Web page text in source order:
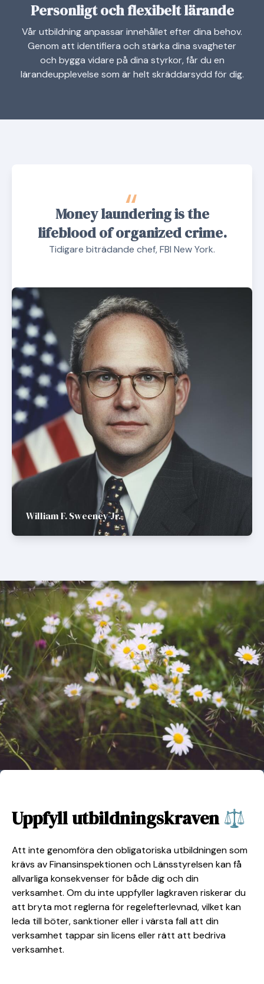
Personligt och flexibelt lärande
Vår utbildning anpassar innehållet efter dina behov.
Genom att identifiera och stärka dina svagheter
och bygga vidare på dina styrkor, får du en
lärandeupplevelse som är helt skräddarsydd för dig.
“
Money laundering is the
lifeblood of organized crime.
Tidigare biträdande chef, FBI New York.
William F. Sweeney Jr.
Uppfyll utbildningskraven ⚖️
Att inte genomföra den obligatoriska utbildningen som
krävs av Finansinspektionen och Länsstyrelsen kan få
allvarliga konsekvenser för både dig och din
verksamhet. Om du inte uppfyller lagkraven riskerar du
att bryta mot reglerna för regelefterlevnad, vilket kan
leda till böter, sanktioner eller i värsta fall att din
verksamhet tappar sin licens eller rätt att bedriva
verksamhet.